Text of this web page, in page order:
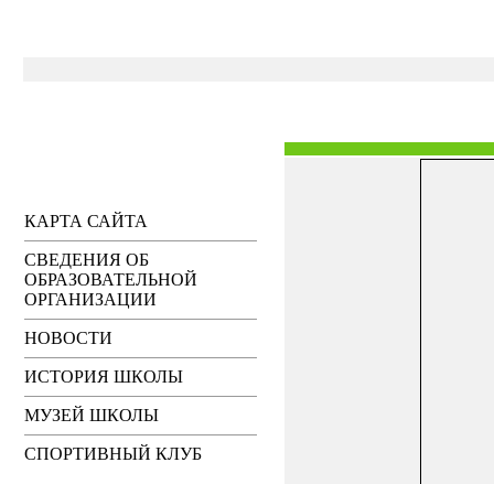
КАРТА САЙТА
СВЕДЕНИЯ ОБ
ОБРАЗОВАТЕЛЬНОЙ
ОРГАНИЗАЦИИ
НОВОСТИ
ИСТОРИЯ ШКОЛЫ
МУЗЕЙ ШКОЛЫ
СПОРТИВНЫЙ КЛУБ